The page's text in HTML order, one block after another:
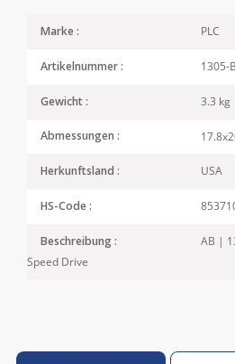
Marke : PLC
Artikelnummer : 1305-
Gewicht : 3.3 kg
Abmessungen :
Herkunftsland : USA
HS-Code :
Beschreibung :
AB |
Speed Drive